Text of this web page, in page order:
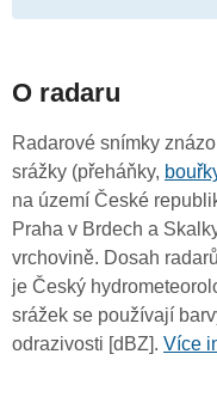
O radaru
Radarové snímky
srážky (přeháňky,
na území České
Praha v Brdech a
vrchovině. Dosah
je Český
srážek se používají
odrazivosti [dBZ]. Více